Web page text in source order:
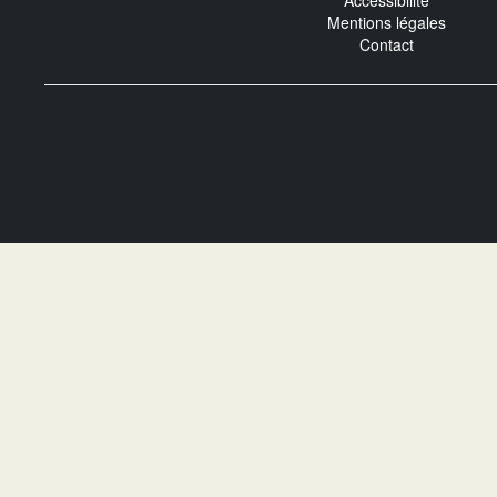
Mentions légales
Contact